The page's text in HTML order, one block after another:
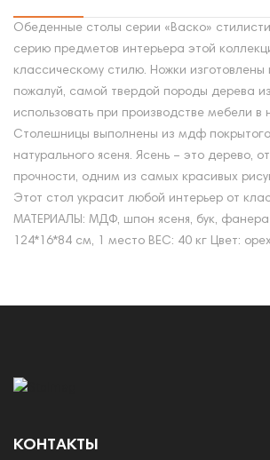
Обеденные столы серии «Васко»
серию предметов интерьера этой
классическому стилю. Ножки
пожалуй, самой твердой породы дерева
использовать при производстве мебели в
Столешницы выполнены из мдф
натурального ясеня. Ясень – это дерево,
прочности, одним из самых красивых
Этот стол украсит любой интерьер от
МАТЕРИАЛЫ: МДФ, шпон ясеня, бук,
124*16*84 см, 1 место ВЕС: 40 кг Цвет: орех
КОНТАКТЫ